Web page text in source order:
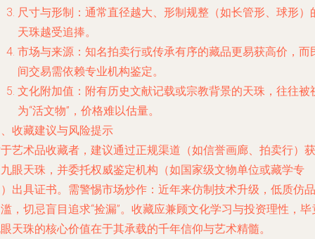
尺寸与形制：通常直径越大、形制规整（如长管形、球形）
天珠越受追捧。
市场与来源：知名拍卖行或传承有序的藏品更易获高价，而
间交易需依赖专业机构鉴定。
文化附加值：附有历史文献记载或宗教背景的天珠，往往被
为“活文物”，价格难以估量。
收藏建议与风险提示
艺术品收藏者，建议通过正规渠道（如信誉画廊、拍卖行）获
眼天珠，并委托权威鉴定机构（如国家级文物单位或藏学专
出具证书。需警惕市场炒作：近年来仿制技术升级，低质仿品
，切忌盲目追求“捡漏”。收藏应兼顾文化学习与投资理性，毕
天珠的核心价值在于其承载的千年信仰与艺术精髓。